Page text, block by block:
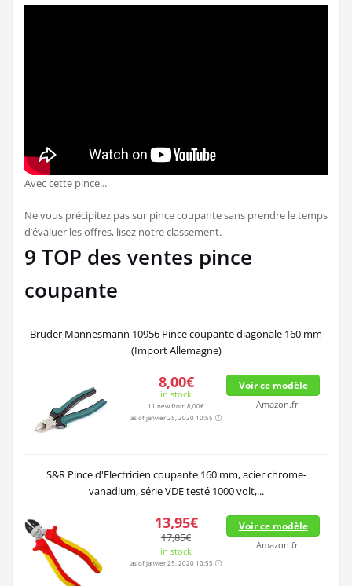
Avec cette pince...
Ne vous précipitez pas sur pince coupante sans prendre le temps
d’évaluer les offres, lisez notre classement.
9 TOP des ventes pince
coupante
Brüder Mannesmann 10956 Pince coupante diagonale 160 mm
(Import Allemagne)
8,00€
in stock
11 new from 8,00€
as of janvier 25, 2020 10:55
Voir ce modèle
Amazon.fr
S&R Pince d'Electricien coupante 160 mm, acier chrome-
vanadium, série VDE testé 1000 volt,...
13,95€
17,85€
in stock
as of janvier 25, 2020 10:55
Voir ce modèle
Amazon.fr